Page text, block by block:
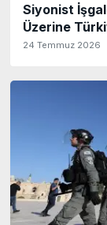
Siyonist
Üzerine
24 Temmuz 2026